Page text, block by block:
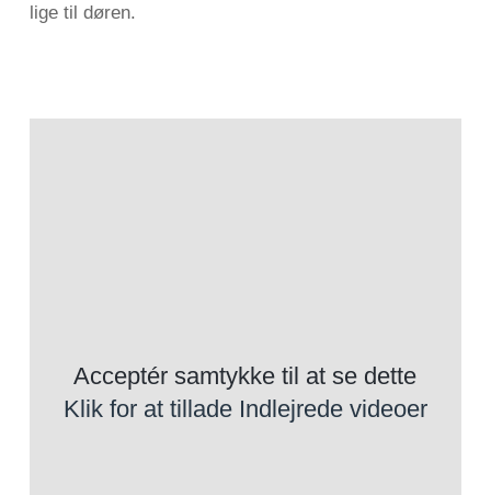
lige til døren.
Acceptér samtykke til at se dette
Klik for at tillade Indlejrede videoer